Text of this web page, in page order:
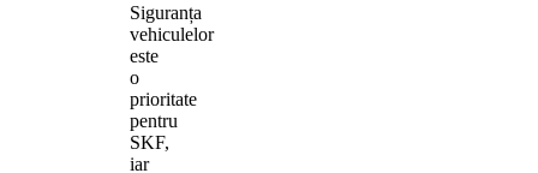
Siguranța
vehiculelor
este
o
prioritate
pentru
SKF,
iar